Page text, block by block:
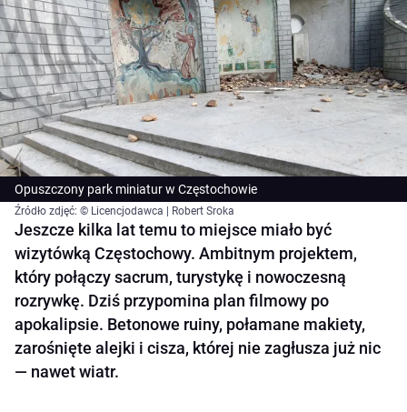
Opuszczony park miniatur w Częstochowie
Źródło zdjęć: © Licencjodawca | Robert Sroka
Jeszcze kilka lat temu to miejsce miało być
wizytówką Częstochowy. Ambitnym projektem,
który połączy sacrum, turystykę i nowoczesną
rozrywkę. Dziś przypomina plan filmowy po
apokalipsie. Betonowe ruiny, połamane makiety,
zarośnięte alejki i cisza, której nie zagłusza już nic
— nawet wiatr.